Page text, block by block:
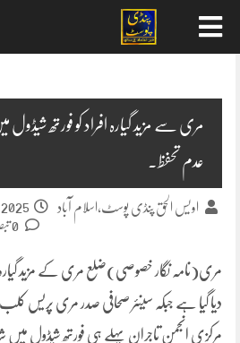
مری سے مزید گیارہ افراد کو فورتھ شیڈول
عدم تحفظ۔
اویس الحق پنڈی پوسٹ،اسلام آباد
مری(نامہ نگار خصوصی)ضلع مری کے مزید گیارہ
دیا گیا ہے جبکہ سینئر صحافی صدر مری پریس کلب
مرکزی انجمن تاجران پہلے ہی فورتھ شیڈول میں